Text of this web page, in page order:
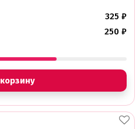
325 ₽
250 ₽